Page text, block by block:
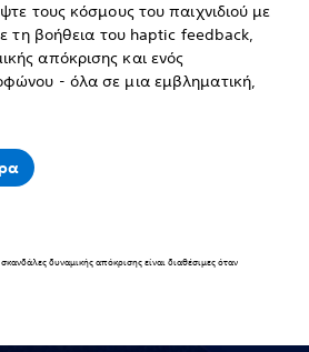
τους κόσμους του παιχνιδιού με
τη βοήθεια του haptic feedback,
απόκρισης και ενός
- όλα σε μια εμβληματική,
δυναμικής απόκρισης είναι διαθέσιμες όταν